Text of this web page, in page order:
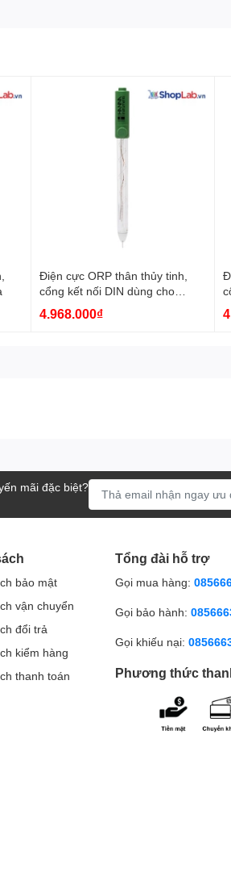
Điện cực ORP thân thủy tinh,
cổng kết nối DIN dùng cho
HI8314-1 HI3618D-1 Hanna
4.968.000₫
mãi đặc biệt?
bảo mật
vận chuyển
đổi trả
kiểm hàng
thanh toán
Tổng đài hỗ trợ
Gọi mua hàng:
Gọi bảo hành:
Gọi khiếu nại:
Phương thức